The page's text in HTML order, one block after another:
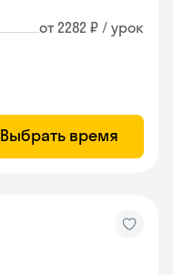
от 2282 ₽ / урок
Выбрать время